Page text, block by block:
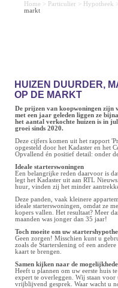
Home > Particulier > Hypotheek >
markt
HUIZEN DUURDER,
OP DE MARKT
De prijzen van koopwoningen zijn
met een jaar geleden liggen ze
het aantal verkochte huizen is in
groei sinds 2020.
Deze cijfers komen uit het rapport
opgesteld door het Kadaster en het
Opvallend én positief detail: onder
Ideale starterswoningen
Een belangrijke reden daarvoor is
legt het Kadaster uit aan RTL
huur, vinden zij het minder
Deze panden, vaak kleinere
ideale starterswoningen, omdat ze
kopers vallen. Het resultaat? Meer
maanden was jonger dan 35 jaar!
Toch moeite om uw
Geen zorgen! Misschien kunt u
zoals de Starterslening of een
kaart te brengen.
Samen kijken naar de
Heeft u plannen om uw eerste huis
expert te overleggen. Wij staan voor
vrijblijvend gesprek. Waar wacht u